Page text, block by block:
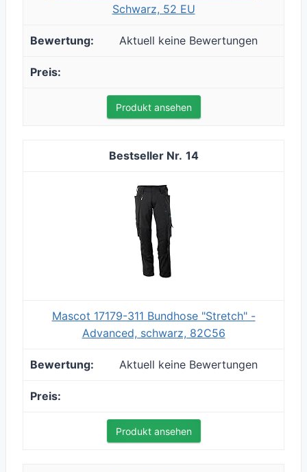
Schwarz, 52 EU
Aktuell keine Bewertungen
Produkt ansehen
14
Mascot 17179-311 Bundhose "Stretch" -
Advanced, schwarz, 82C56
Aktuell keine Bewertungen
Produkt ansehen